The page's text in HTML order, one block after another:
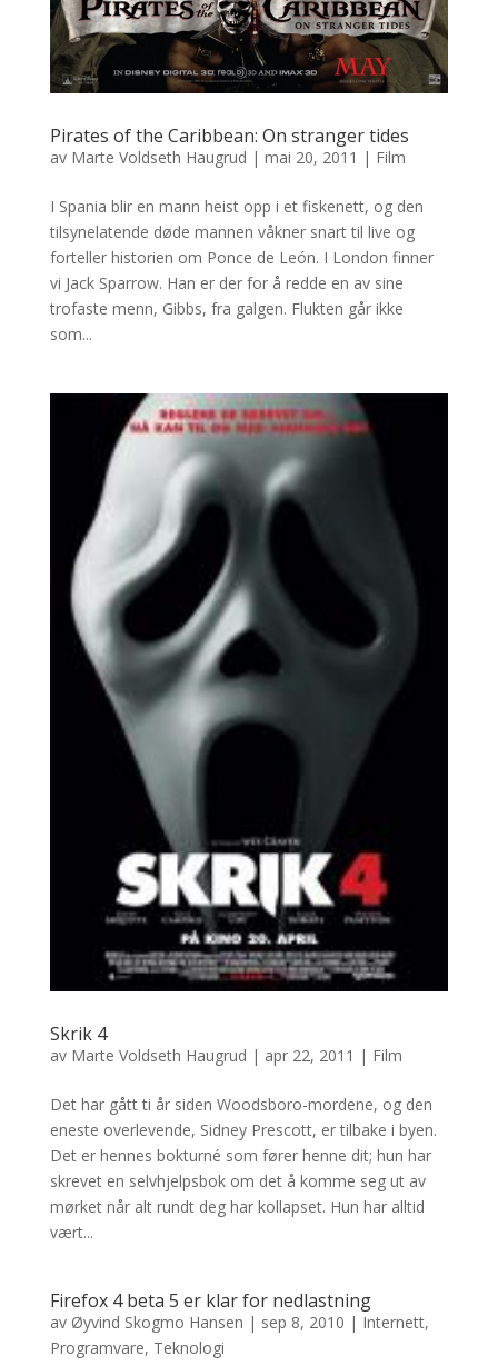
Pirates of the Caribbean: On stranger tides
av Marte Voldseth Haugrud | mai 20, 2011 | Film
I Spania blir en mann heist opp i et fiskenett, og den
tilsynelatende døde mannen våkner snart til live og
forteller historien om Ponce de León. I London finner
vi Jack Sparrow. Han er der for å redde en av sine
trofaste menn, Gibbs, fra galgen. Flukten går ikke
som...
Skrik 4
av Marte Voldseth Haugrud | apr 22, 2011 | Film
Det har gått ti år siden Woodsboro-mordene, og den
eneste overlevende, Sidney Prescott, er tilbake i byen.
Det er hennes bokturné som fører henne dit; hun har
skrevet en selvhjelpsbok om det å komme seg ut av
mørket når alt rundt deg har kollapset. Hun har alltid
vært...
Firefox 4 beta 5 er klar for nedlastning
av Øyvind Skogmo Hansen | sep 8, 2010 | Internett,
Programvare, Teknologi